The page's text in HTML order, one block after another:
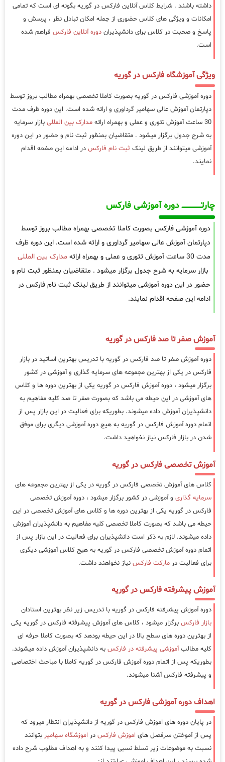
داشته باشند . شرایط کلاس آنلاین فارکس در گوریه بگونه ای است که تمامی
امکانات و ویژگی های کلاس حضوری از جمله امکان تبادل نظر ، پرسش و
پاسخ و صحبت در کلاس برای دانشپذیران دوره آنلاین فارکس فراهم شده
است.
ویژگی آموزشگاه فارکس در گوریه
دوره آموزشی فارکس در گوریه بصورت کاملا تخصصی بهمراه مطالب بروز توسط
دپارتمان آموزش عالی سهامیر گرداوری و ارائه شده است. این دوره ظرف مدت
30 ساعت آموزش تئوری و عملی و بهمراه ارائه
مدارک بین المللی بازار سرمایه
به شرح جدول برگزار میشود . متقاضیان بمنظور ثبت نام و حضور در این دوره
آموزشی میتوانند از طریق لینک ثبت نام فارکس در ادامه این صفحه اقدام
نمایند.
چارتـــــــــــــــــــ دوره آموزشی فارکس
دوره آموزشی فارکس بصورت کاملا تخصصی بهمراه مطالب بروز توسط
دپارتمان آموزش عالی سهامیر گرداوری و ارائه شده است. این دوره ظرف
مدت 30 ساعت آموزش تئوری و عملی و بهمراه ارائه
مدارک بین المللی
بازار سرمایه به شرح جدول برگزار میشود . متقاضیان بمنظور ثبت نام و
حضور در این دوره آموزشی میتوانند از طریق لینک ثبت نام فارکس در
ادامه این صفحه اقدام نمایند.
آموزش صفر تا صد فارکس در گوریه
دوره آموزش صفر تا صد فارکس در گوریه با تدریس بهترین اساتید در بازار
فارکس در یکی از بهترین مجموعه های سرمایه گذاری و آموزشی در کشور
برگزار میشود ، دوره آموزش فارکس در گوریه یکی از بهترین دوره ها و کلاس
های آموزشی در این حیطه می باشد که بصورت صفر تا صد کلیه مفاهیم به
دانشپذیران آموزش داده میشوند. بطوریکه برای فعالیت در این بازار پس از
اتمام دوره آموزش فارکس در گوریه به هیج دوره آموزشی دیگری برای موفق
شدن در بازار فارکس نیاز نخواهید داشت.
آموزش تخصصی فارکس در گوریه
کلاس های آموزش تخصصی فارکس در گوریه در یکی از بهترین مجموعه های
سرمایه گذاری و آموزشی در کشور برگزار میشود ، دوره آموزش تخصصی
فارکس در گوریه یکی از بهترین دوره ها و کلاس های آموزش تخصصی در این
حیطه می باشد که بصورت کاملا تخصصی کلیه مفاهیم به دانشپذیران آموزش
داده میشوند. لازم به ذکر است دانشپذیران برای فعالیت در این بازار پس از
اتمام دوره آموزش تخصصی فارکس در گوریه به هیج کلاس آموزشی دیگری
برای فعالیت در مارکت فارکس نیاز نخواهند داشت.
آموزش پیشرفته فارکس در گوریه
دوره آموزش پیشرفته فارکس در گوریه با تدریس زیر نظر بهترین استادان
بازار فارکس برگزار میشود ، کلاس های آموزش پیشرفته فارکس در گوریه یکی
از بهترین دوره های سطح بالا در این حیطه بودهد که بصورت کاملا حرفه ای
کلیه مطالبآموزشی پیشرفته در فارکس به دانشپذیران آموزش داده میشوند.
بطوریکه پس از اتمام دوره آموزش فارکس در گوریه کاملا با مباحث اختصاصی
و پیشرفته فارکس آشنا میشوند.
اهداف دوره آموزشی فارکس در گوریه
در پایان دوره های اموزش فارکس در گوریه از دانشپذیران انتظار میرود که
پس از آموختن سرفصل های اموزش فارکس در اموزشگاه سهامیر بتوانند
نسبت به موضوعات زیر تسلط نسبی پیدا کنند و به اهداف مطلوب شرح داده